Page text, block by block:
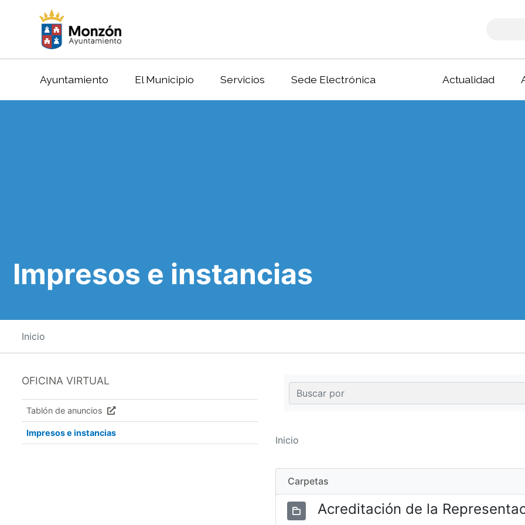
Ayuntamiento El Municipio Servicios Sede Electrónica Actualidad
Impresos e instancias
Inicio
OFICINA VIRTUAL
Tablón de anuncios
Impresos e instancias
Inicio
Carpetas
Acreditación de la